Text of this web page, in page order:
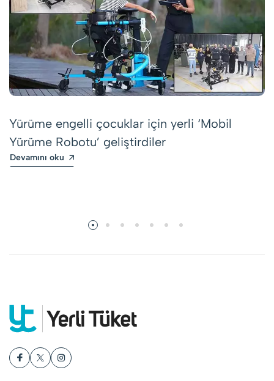
Yürüme engelli çocuklar için yerli ‘Mobil
Yürüme Robotu’ geliştirdiler
Devamını oku